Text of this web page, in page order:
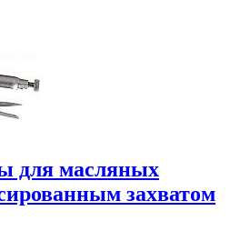
для масляных
захватом